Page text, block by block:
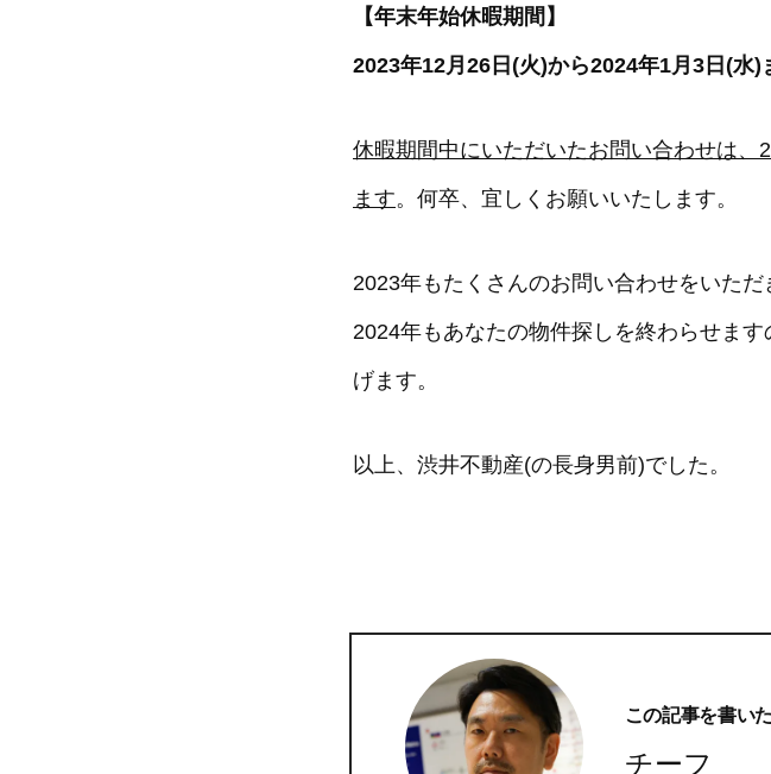
【年末年始休暇期間】
2023年12月26日(火)から2024年1月3日(水)
休暇期間中にいただいたお問い合わせは、
ます。何卒、宜しくお願いいたします。
2023年もたくさんのお問い合わせをいただ
2024年もあなたの物件探しを終わらせま
げます。
以上、渋井不動産(の長身男前)でした。
この記事を書い
チーフ